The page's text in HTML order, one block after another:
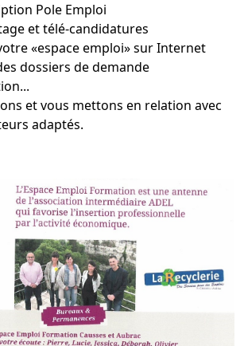
Pole Emploi
et télé-candidatures
«espace emploi» sur Internet
dossiers de demande
et vous mettons en relation avec
adaptés.